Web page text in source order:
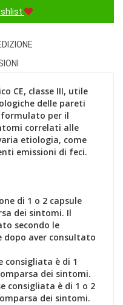
CE, classe III, utile
delle pareti
formulato per il
correlati alle
etiologia, come
emissioni di feci.
di 1 o 2 capsule
dei sintomi. Il
secondo le
dopo aver consultato
consigliata è di 1
dei sintomi.
consigliata è di 1 o 2
dei sintomi.